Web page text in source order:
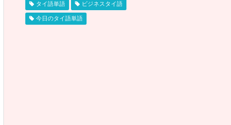
タイ語単語 ビジネスタイ語
今日のタイ語単語